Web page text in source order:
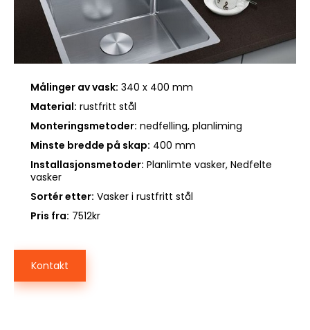
Målinger av vask: 340 x 400 mm
Material: rustfritt stål
Monteringsmetoder: nedfelling, planliming
Minste bredde på skap: 400 mm
Installasjonsmetoder: Planlimte vasker, Nedfelte
vasker
Sortér etter: Vasker i rustfritt stål
Pris fra: 7512kr
Kontakt